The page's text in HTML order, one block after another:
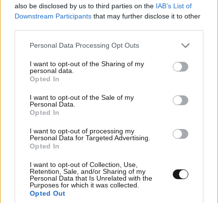
also be disclosed by us to third parties on the IAB’s List of
Downstream Participants that may further disclose it to other
Please note that this website/app uses one or more Google
not limited to your visit or usage behaviour. You may click to
grant or deny consent to Google and its third-party tags to
use your data for below specified purposes in below Google
consent section.
Personal Data Processing Opt Outs
I want to opt-out of the Sharing of my
personal data.
Opted In
I want to opt-out of the Sale of my
Personal Data.
Opted In
I want to opt-out of processing my
Personal Data for Targeted Advertising.
Opted In
I want to opt-out of Collection, Use,
Retention, Sale, and/or Sharing of my
Personal Data that Is Unrelated with the
Purposes for which it was collected.
Opted Out
ΕΛΛΑΔΑ27 λ. πριν
Μυστήριο 3.500 ετών στη Σαντορίνη: Ο έφηβος
που δεν πρόλαβε να ξεφύγει από το τσουνάμι,
ίσως ξαναγράφει την ιστορία της μινωικής